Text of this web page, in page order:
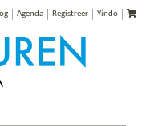
Agenda Registreer Yindo